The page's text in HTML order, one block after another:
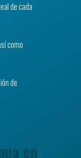
de cada
como
de
en